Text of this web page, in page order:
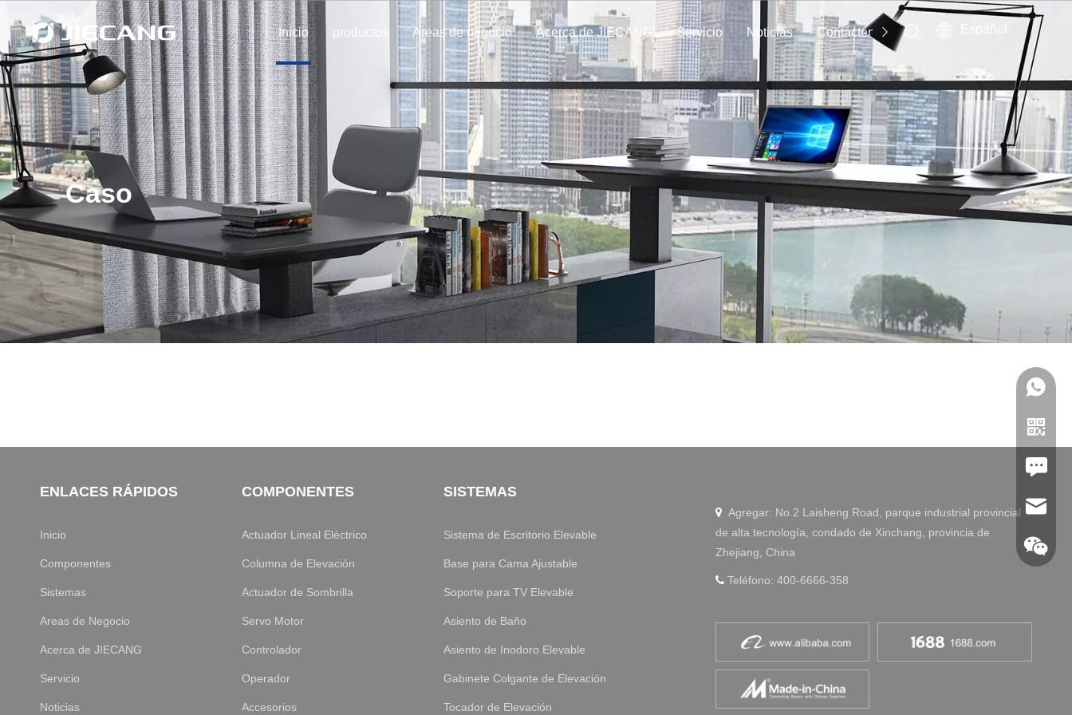
Inicio productos Areas de negocio Acerca de JIECANG Servicio Noticias Contáctenos
Caso
ENLACES RÁPIDOS
Inicio
Componentes
Sistemas
Areas de Negocio
Acerca de JIECANG
Servicio
Noticias
COMPONENTES
Actuador Lineal Eléctrico
Columna de Elevación
Actuador de Sombrilla
Servo Motor
Controlador
Operador
Accesorios
Leave
SISTEMAS
Sistema de Escritorio Elevable
Base para Cama Ajustable
Soporte para TV Elevable
Asiento de Baño
Asiento de Inodoro Elevable
Gabinete Colgante de Elevación
Tocador de Elevación
Agregar: No.2 Laisheng Road, parque industrial provincial
de alta tecnología, condado de Xinchang, provincia de
Zhejiang, China
 Teléfono: 400-6666-358